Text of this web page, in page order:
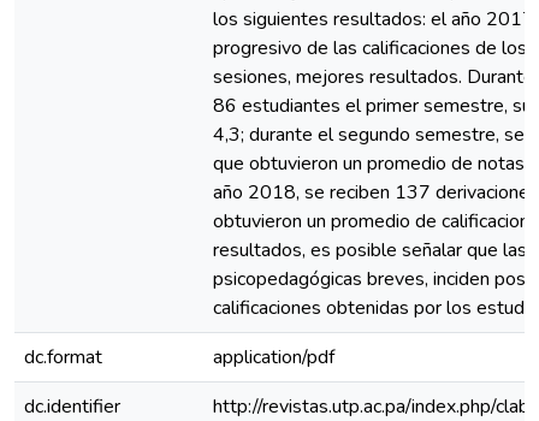
los siguientes resultados: el año
progresivo de las calificaciones de los
sesiones, mejores resultados.
86 estudiantes el primer semestre,
4,3; durante el segundo semestre, se
que obtuvieron un promedio de notas
año 2018, se reciben 137
obtuvieron un promedio de
resultados, es posible señalar que las
psicopedagógicas breves, inciden
calificaciones obtenidas por los
dc.format
application/pdf
dc.identifier
http://revistas.utp.ac.pa/index.php/